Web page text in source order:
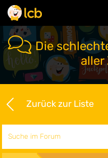
Die
aller
Zurück zur Liste